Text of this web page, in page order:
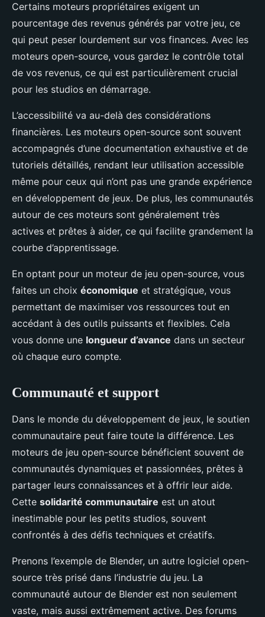
Certains moteurs propriétaires exigent un
pourcentage des revenus générés par votre jeu, ce
qui peut peser lourdement sur vos finances. Avec les
moteurs open-source, vous gardez le contrôle total
de vos revenus, ce qui est particulièrement crucial
pour les studios en démarrage.
L’accessibilité va au-delà des considérations
financières. Les moteurs open-source sont souvent
accompagnés d’une documentation exhaustive et de
tutoriels détaillés, rendant leur utilisation accessible
même pour ceux qui n’ont pas une grande expérience
en développement de jeux. De plus, les communautés
autour de ces moteurs sont généralement très
actives et prêtes à aider, ce qui facilite grandement la
courbe d’apprentissage.
En optant pour un moteur de jeu open-source, vous
faites un choix économique et stratégique, vous
permettant de maximiser vos ressources tout en
accédant à des outils puissants et flexibles. Cela
vous donne une longueur d’avance dans un secteur
où chaque euro compte.
Communauté et support
Dans le monde du développement de jeux, le soutien
communautaire peut faire toute la différence. Les
moteurs de jeu open-source bénéficient souvent de
communautés dynamiques et passionnées, prêtes à
partager leurs connaissances et à offrir leur aide.
Cette solidarité communautaire est un atout
inestimable pour les petits studios, souvent
confrontés à des défis techniques et créatifs.
Prenons l’exemple de Blender, un autre logiciel open-
source très prisé dans l’industrie du jeu. La
communauté autour de Blender est non seulement
vaste, mais aussi extrêmement active. Des forums